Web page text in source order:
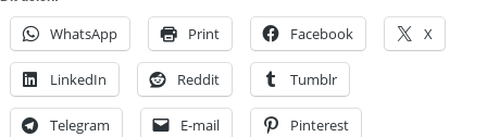
WhatsApp Print Facebook X
LinkedIn Reddit Tumblr
Telegram E-mail Pinterest